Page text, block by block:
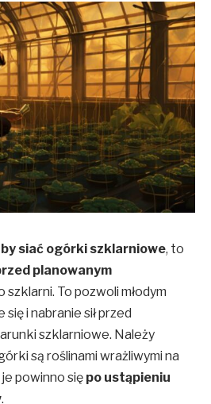
siać ogórki szklarniowe, to
planowanym
szklarni. To pozwoli młodym
i nabranie sił przed
szklarniowe. Należy
są roślinami wrażliwymi na
powinno się po ustąpieniu
.